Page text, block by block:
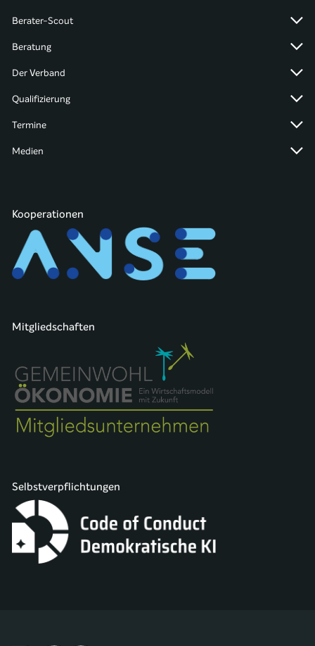
Berater-Scout
Beratung
Der Verband
Qualifizierung
Termine
Medien
Kooperationen
Mitgliedschaften
Selbstverpflichtungen